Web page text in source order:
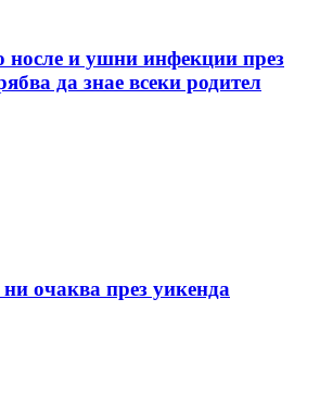
носле и ушни инфекции през
да знае всеки родител
очаква през уикенда